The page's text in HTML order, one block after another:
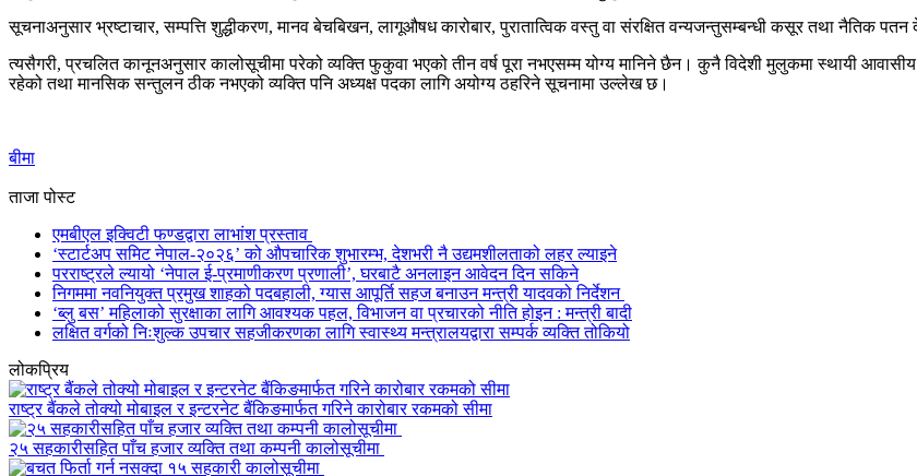
सूचनाअनुसार भ्रष्टाचार, सम्पत्ति शुद्धीकरण, मानव बेचबिखन, लागूऔषध कारोबार, पुरातात्विक वस्तु वा संरक्षित वन्यजन्तुसम्बन्धी कसूर तथा नैतिक
त्यसैगरी, प्रचलित कानूनअनुसार कालोसूचीमा परेको व्यक्ति फुकुवा भएको तीन वर्ष पूरा नभएसम्म योग्य मानिने छैन। कुनै विदेशी मुलुकमा स्थायी
रहेको तथा मानसिक सन्तुलन ठीक नभएको व्यक्ति पनि अध्यक्ष पदका लागि अयोग्य ठहरिने सूचनामा उल्लेख छ।
बीमा
ताजा पोस्ट
एमबीएल इक्विटी फण्डद्वारा लाभांश प्रस्ताव
‘स्टार्टअप समिट नेपाल-२०२६’ को औपचारिक शुभारम्भ, देशभरी नै उद्यमशीलताको लहर ल्याइने
परराष्ट्रले ल्यायो ‘नेपाल ई-प्रमाणीकरण प्रणाली’, घरबाटै अनलाइन आवेदन दिन सकिने
निगममा नवनियुक्त प्रमुख शाहको पदबहाली, ग्यास आपूर्ति सहज बनाउन मन्त्री यादवको निर्देशन
‘ब्लु बस’ महिलाको सुरक्षाका लागि आवश्यक पहल, विभाजन वा प्रचारको नीति होइन : मन्त्री बादी
लक्षित वर्गको निःशुल्क उपचार सहजीकरणका लागि स्वास्थ्य मन्त्रालयद्वारा सम्पर्क व्यक्ति तोकियो
लोकप्रिय
राष्ट्र बैंकले तोक्यो मोबाइल र इन्टरनेट बैंकिङमार्फत गरिने कारोबार रकमको सीमा
२५ सहकारीसहित पाँच हजार व्यक्ति तथा कम्पनी कालोसूचीमा